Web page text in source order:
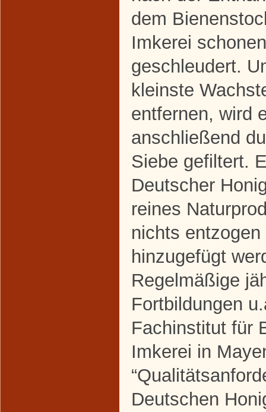
dem
Imkerei
geschleudert.
kleinste
entfernen, wird
anschließend
Siebe gefiltert.
Deutscher
reines
nichts entzogen
hinzugefügt
Regelmäßige
Fortbildungen
Fachinstitut für
Imkerei in
Deutschen